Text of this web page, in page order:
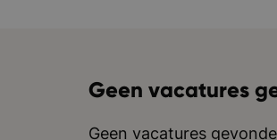
Geen vacatures
Geen vacatures